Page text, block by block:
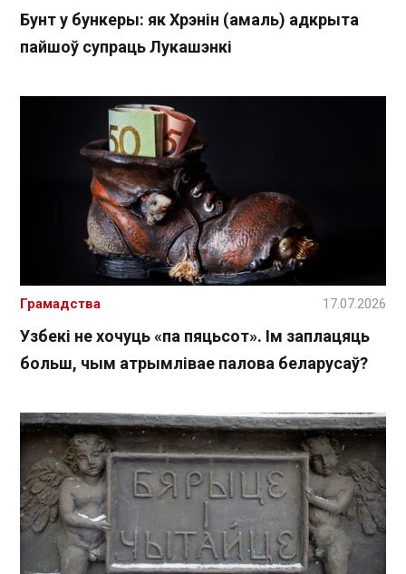
Бунт у бункеры: як Хрэнін (амаль) адкрыта
пайшоў супраць Лукашэнкі
Узбекі не хочуць «па пяцьсот». Ім заплацяць
больш, чым атрымлівае палова беларусаў?
Грамадства 17.07.2026